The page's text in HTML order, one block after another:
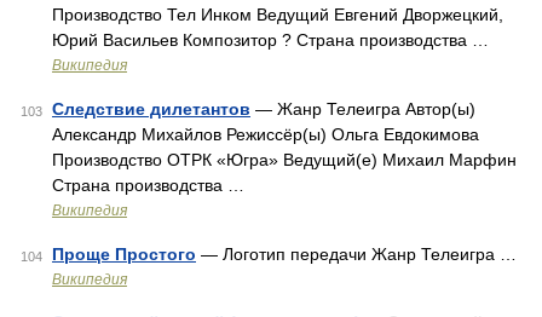
Производство Тел Инком Ведущий Евгений Дворжецкий,
Юрий Васильев Композитор ? Страна производства …
Википедия
103 Следствие дилетантов — Жанр Телеигра Автор(ы)
Александр Михайлов Режиссёр(ы) Ольга Евдокимова
Производство ОТРК «Югра» Ведущий(е) Михаил Марфин
Страна производства …
Википедия
104 Проще Простого — Логотип передачи Жанр Телеигра …
Википедия